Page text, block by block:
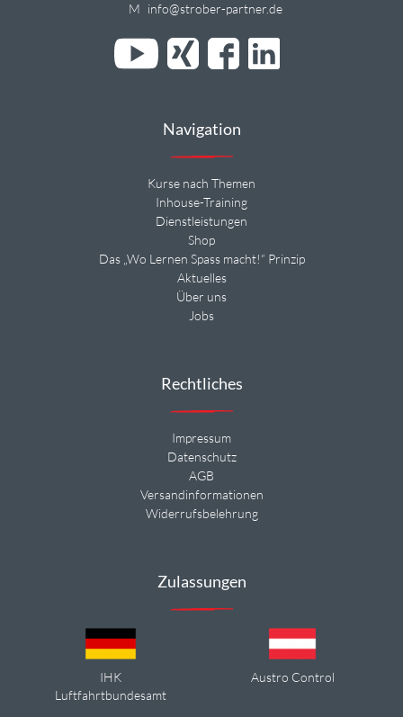
M info@strober-partner.de
Navigation
Kurse nach Themen
Inhouse-Training
Dienstleistungen
Shop
Das „Wo Lernen Spass macht!“ Prinzip
Aktuelles
Über uns
Jobs
Rechtliches
Impressum
Datenschutz
AGB
Versandinformationen
Widerrufsbelehrung
Zulassungen
IHK
Luftfahrtbundesamt
Austro Control